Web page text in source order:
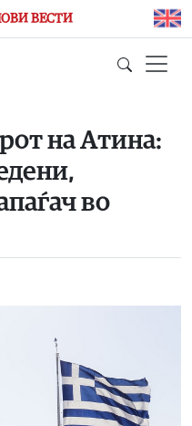
ВЕСТИ
на Атина:
во